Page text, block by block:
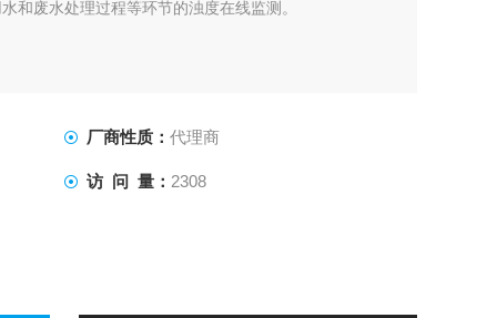
和废水处理过程等环节的浊度在线监测。
厂商性质： 代理商
访 问 量： 2308